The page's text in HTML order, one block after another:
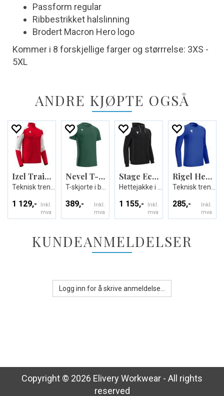
Passform regular
Ribbestrikket halslinning
Brodert Macron Hero logo
Kommer i 8 forskjellige farger og størrrelse: 3XS -
5XL
ANDRE KJØPTE OGSÅ
Izel Training 1/4 Zip Top
1 129,-
Inkl.
mva
Nevel T-shirt
389,-
Inkl.
mva
Stage Eco Hooded Jacket
1 155,-
Inkl.
mva
Rigel Hero Shirt LS
285,-
Inkl.
mva
KUNDEANMELDELSER
Logg inn for å skrive anmeldelse...
Copyright © 2026 Elivery Workwear - All rights
reserved